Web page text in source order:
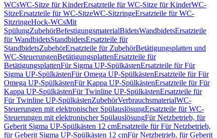
WCsWC-Sitze für KinderErsatzteile für WC-Sitze für KinderWC-
SitzeErsatzteile für WC-SitzeWC-SitzringeErsatzteile für WC-
SitzringeHock-WCsMit
SpülungZubehörBefestigungsmaterialBidetsWandbidetsErsatzteile
für WandbidetsStandbidetsErsatzteile für
StandbidetsZubehörErsatzteile für ZubehörBetätigungsplatten und
WC-SteuerungenBetätigungsplattenErsatzteile für
BetätigungsplattenFür Sigma UP-SpülkästenErsatzteile für Für
Sigma UP-SpülkästenFür Omega UP-SpülkästenErsatzteile für Für
Omega UP-SpülkästenFür Kappa UP-SpülkästenErsatzteile für Für
Kappa UP-SpülkästenFür Twinline UP-SpülkästenErsatzteile für
Für Twinline UP-SpülkästenZubehörVerbrauchsmaterialWC-
Steuerungen mit elektronischer SpülauslösungErsatzteile für WC-
Steuerungen mit elektronischer SpülauslösungFür Netzbetrieb, für
Geberit Sigma UP-Spülkästen 12 cmErsatzteile für Für Netzbetrieb,
für Geberit Sigma UP-Spülkästen 12 cmFür Netzbetrieb, für Geberit